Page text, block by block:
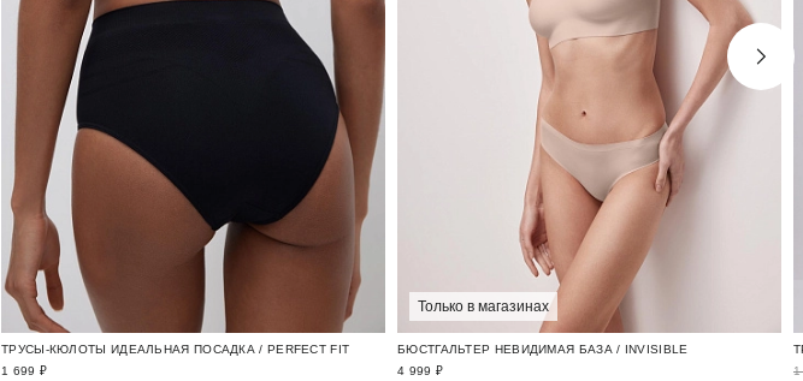
ТРУСЫ-КЮЛОТЫ ИДЕАЛЬНАЯ ПОСАДКА / PERFECT FIT
1 699 ₽
Только в магазинах
БЮСТГАЛЬТЕР НЕВИДИМАЯ БАЗА / INVISIBLE
4 999 ₽
1